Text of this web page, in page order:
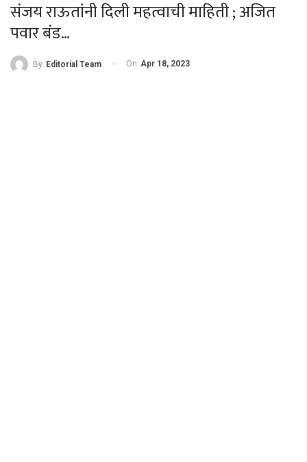
संजय राऊतांनी दिली महत्वाची माहिती ; अजित
पवार बंड…
By Editorial Team On Apr 18, 2023